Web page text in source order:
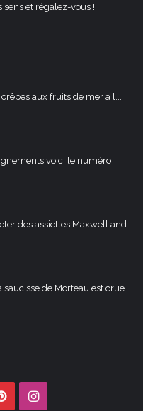
sens et régalez-vous !
aux fruits de mer a l...
voici le numéro
des assiettes Maxwell and
de Morteau est crue
PinterestInstagram